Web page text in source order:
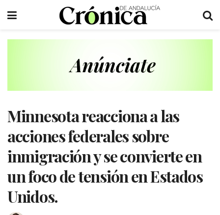
Minnesota reacciona a las
acciones federales sobre
inmigración y se convierte en
un foco de tensión en Estados
Unidos.